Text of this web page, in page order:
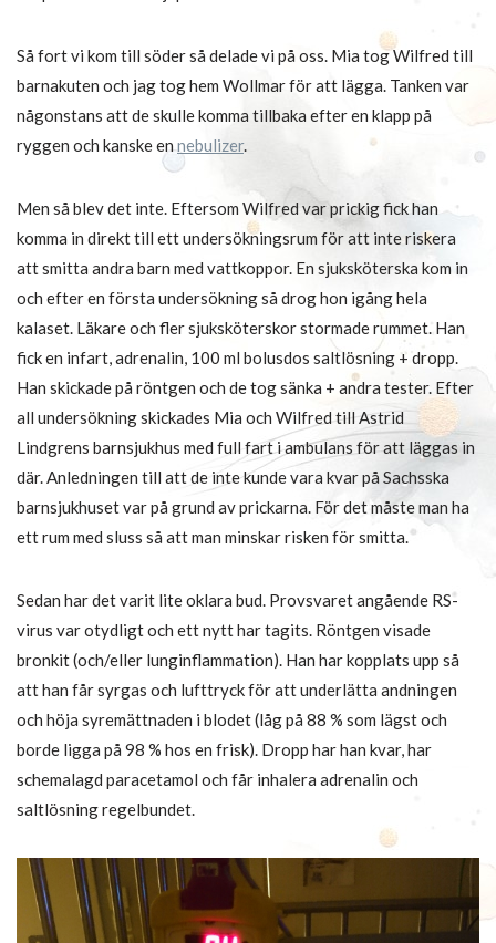
Så fort vi kom till söder så delade vi på oss. Mia tog Wilfred till
barnakuten och jag tog hem Wollmar för att lägga. Tanken var
någonstans att de skulle komma tillbaka efter en klapp på
ryggen och kanske ennebulizer.
Men så blev det inte. Eftersom Wilfred var prickig fick han
komma in direkt till ett undersökningsrum för att inte riskera
att smitta andra barn med vattkoppor. En sjuksköterska kom in
och efter en första undersökning så drog hon igång hela
kalaset. Läkare och fler sjuksköterskor stormade rummet. Han
fick en infart, adrenalin, 100 ml bolusdos saltlösning + dropp.
Han skickade på röntgen och de tog sänka + andra tester. Efter
all undersökning skickades Mia och Wilfred till Astrid
Lindgrens barnsjukhus med full fart i ambulans för att läggas in
där. Anledningen till att de inte kunde vara kvar på Sachsska
barnsjukhuset var på grund av prickarna. För det måste man ha
ett rum med sluss så att man minskar risken för smitta.
Sedan har det varit lite oklara bud. Provsvaret angående RS-
virus var otydligt och ett nytt har tagits. Röntgen visade
bronkit (och/eller lunginflammation). Han har kopplats upp så
att han får syrgas och lufttryck för att underlätta andningen
och höja syremättnaden i blodet (låg på 88 % som lägst och
borde ligga på 98 % hos en frisk). Dropp har han kvar, har
schemalagd paracetamol och får inhalera adrenalin och
saltlösning regelbundet.